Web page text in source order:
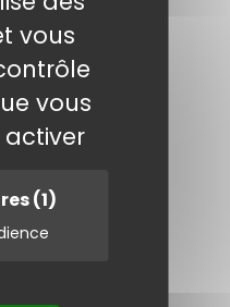
vous
vous
activer
(1)